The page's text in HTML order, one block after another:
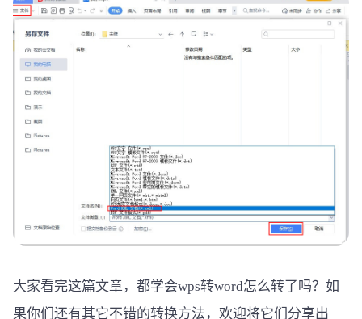
大家看完这篇文章，都学会wps转word怎么转了吗？如
果你们还有其它不错的转换方法，欢迎将它们分享出